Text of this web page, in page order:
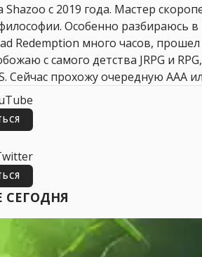
с 2019 года. Мастер
Особенно разбираюсь
Redemption много часов,
с самого детства JRPG и
Сейчас прохожу очередную AAA
СЕГОДНЯ